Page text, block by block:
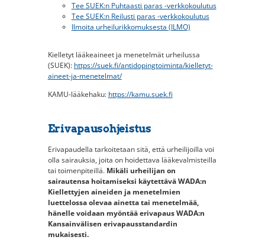
Tee SUEK:n Puhtaasti paras -verkkokoulutus
Tee SUEK:n Reilusti paras -verkkokoulutus
Ilmoita urheilurikkomuksesta (ILMO)
Kielletyt lääkeaineet ja menetelmät urheilussa
(SUEK): https://suek.fi/antidopingtoiminta/kielletyt-
aineet-ja-menetelmat/
KAMU-lääkehaku: https://kamu.suek.fi
Erivapausohjeistus
Erivapaudella tarkoitetaan sitä, että urheilijoilla voi
olla sairauksia, joita on hoidettava lääkevalmisteilla
tai toimenpiteillä. Mikäli urheilijan on
sairautensa hoitamiseksi käytettävä WADA:n
Kiellettyjen aineiden ja menetelmien
luettelossa olevaa ainetta tai menetelmää,
hänelle voidaan myöntää erivapaus WADA:n
Kansainvälisen erivapausstandardin
mukaisesti.